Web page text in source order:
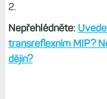
2.
Nepřehlédněte:
transreflexním MIP?
dějin?